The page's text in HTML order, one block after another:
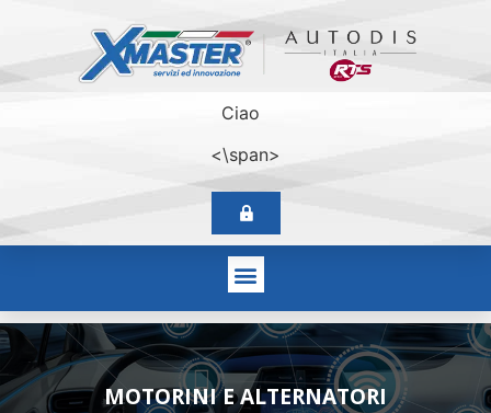
Ciao
<\span>
MOTORINI E ALTERNATORI